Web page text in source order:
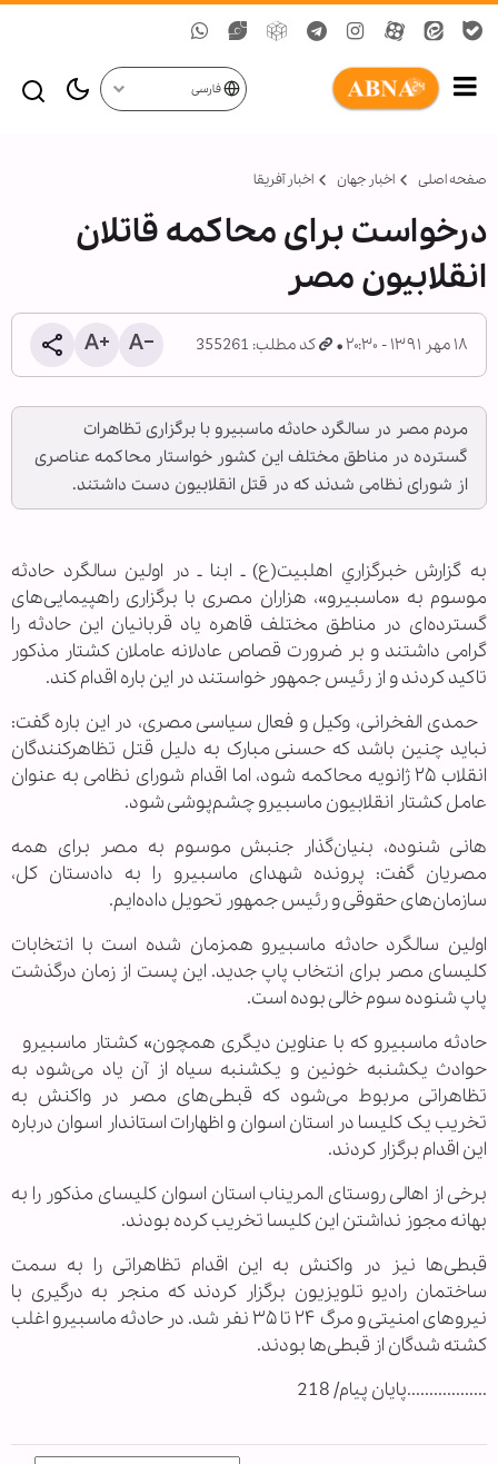
فارسی
صفحه اصلی اخبار جهان اخبار آفریقا
درخواست برای محاکمه قاتلان
انقلابیون مصر
۱۸ مهر ۱۳۹۱ - ۲۰:۳۰ کد مطلب: 355261
مردم مصر در سالگرد حادثه ماسبیرو با برگزاری تظاهرات
گسترده در مناطق مختلف این کشور خواستار محاکمه عناصری
از شورای نظامی شدند که در قتل انقلابیون دست داشتند.
به گزارش خبرگزاري اهل‎بیت(ع) ـ ابنا ـ در اولین سالگرد حادثه
موسوم به «ماسبیرو»، هزاران مصری با برگزاری راهپیمایی‌های
گسترده‌ای در مناطق مختلف قاهره یاد قربانیان این حادثه را
گرامی داشتند و بر ضرورت قصاص عادلانه عاملان کشتار مذکور
تاکید کردند و از رئیس جمهور خواستند در این باره اقدام کند.
حمدی الفخرانی، وکیل و فعال سیاسی مصری، در این باره گفت:
نباید چنین باشد که حسنی مبارک به دلیل قتل تظاهرکنندگان
انقلاب ۲۵ ژانویه محاکمه شود، اما اقدام شورای نظامی به عنوان
عامل کشتار انقلابیون ماسبیرو چشم‌پوشی شود.
هانی شنوده، بنیان‌گذار جنبش موسوم به مصر برای همه
مصریان گفت: پرونده شهدای ماسبیرو را به دادستان کل،
سازمان‌های حقوقی و رئیس جمهور تحویل داده‌ایم.
اولین سالگرد حادثه ماسبیرو همزمان شده است با انتخابات
کلیسای مصر برای انتخاب پاپ جدید. این پست از زمان درگذشت
پاپ شنوده سوم خالی بوده است.
حادثه ماسبیرو که با عناوین دیگری همچون» کشتار ماسبیرو
حوادث یکشنبه خونین و یکشنبه سیاه از آن یاد می‌شود به
تظاهراتی مربوط می‌شود که قبطی‌های مصر در واکنش به
تخریب یک کلیسا در استان اسوان و اظهارات استاندار اسوان درباره
این اقدام برگزار کردند.
برخی از اهالی روستای المریناب استان اسوان کلیسای مذکور را به
بهانه مجوز نداشتن این کلیسا تخریب کرده بودند.
قبطی‌ها نیز در واکنش به این اقدام تظاهراتی را به سمت
ساختمان رادیو تلویزیون برگزار کردند که منجر به درگیری با
نیروهای امنیتی و مرگ ۲۴ تا ۳۵ نفر شد. در حادثه ماسبیرو اغلب
کشته شدگان از قبطی‌ها بودند.
..................پایان پیام/ 218